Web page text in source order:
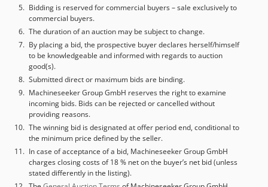
Bidding is reserved for commercial buyers – sale exclusively to
commercial buyers.
The duration of an auction may be subject to change.
By placing a bid, the prospective buyer declares herself/himself
to be knowledgeable and informed with regards to auction
good(s).
Submitted direct or maximum bids are binding.
Machineseeker Group GmbH reserves the right to examine
incoming bids. Bids can be rejected or cancelled without
providing reasons.
The winning bid is designated at offer period end, conditional to
the minimum price defined by the seller.
In case of acceptance of a bid, Machineseeker Group GmbH
charges closing costs of 18 % net on the buyer’s net bid (unless
stated differently in the listing).